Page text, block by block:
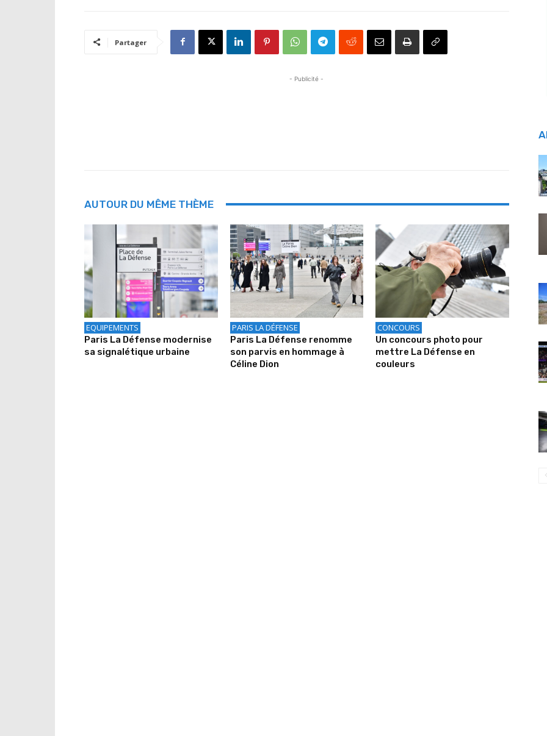
Partager
- Publicité -
AUTOUR DU MÊME THÈME
EQUIPEMENTS
Paris La Défense modernise
sa signalétique urbaine
PARIS LA DÉFENSE
Paris La Défense renomme
son parvis en hommage à
Céline Dion
CONCOURS
Un concours photo pour
mettre La Défense en
couleurs